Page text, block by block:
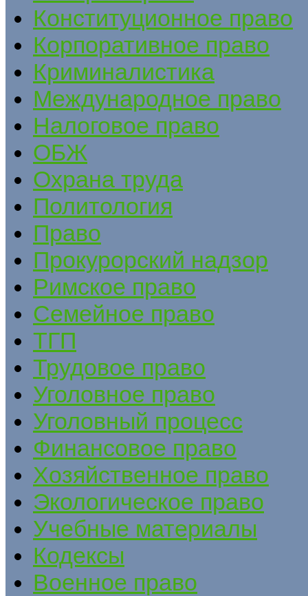
Конституционное право
Корпоративное право
Криминалистика
Международное право
Налоговое право
ОБЖ
Охрана труда
Политология
Право
Прокурорский надзор
Римское право
Семейное право
ТГП
Трудовое право
Уголовное право
Уголовный процесс
Финансовое право
Хозяйственное право
Экологическое право
Учебные материалы
Кодексы
Военное право